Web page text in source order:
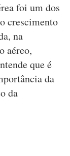
foi um dos
crescimento
na
aéreo,
que é
da
da